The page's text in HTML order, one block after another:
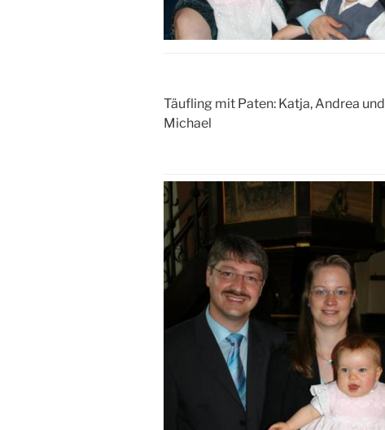
Täufling mit Paten: Katja, Andrea und
Michael